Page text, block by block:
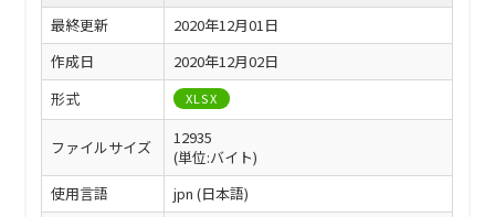
最終更新
2020年12月01日
作成日
2020年12月02日
形式
XLSX
ファイルサイズ
12935
(単位:バイト)
使用言語
jpn (日本語)